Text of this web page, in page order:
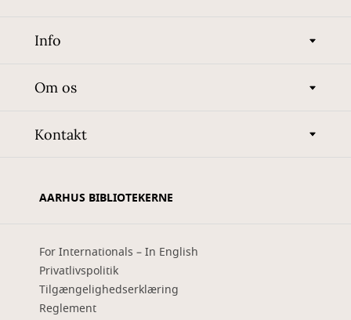
Info
Om os
Kontakt
AARHUS BIBLIOTEKERNE
For Internationals – In English
Privatlivspolitik
Tilgængelighedserklæring
Reglement